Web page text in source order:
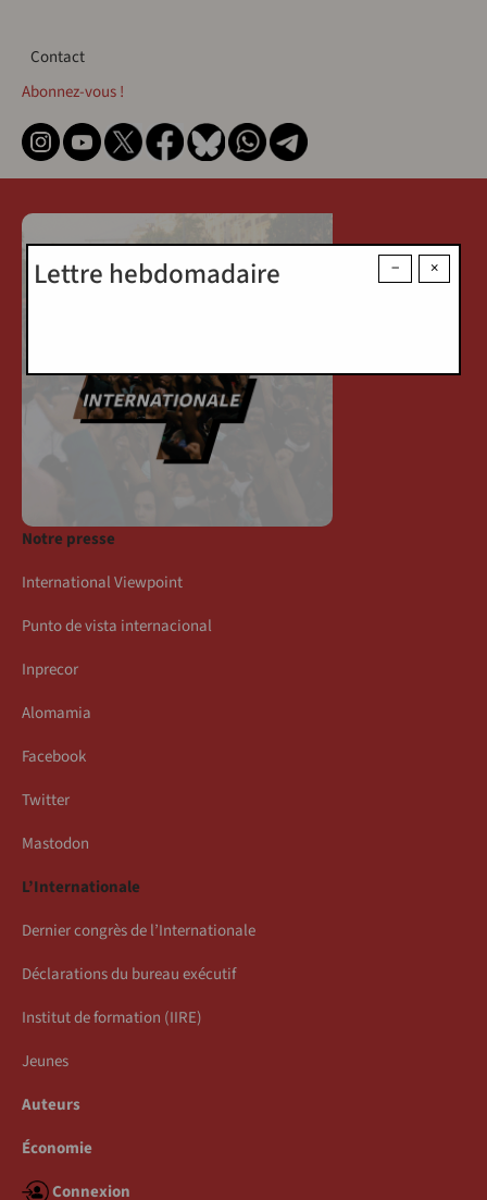
×
−
Lettre hebdomadaire
Contact
Contact
Abonnez-vous !
Notre presse
International Viewpoint
Punto de vista internacional
Inprecor
Alomamia
Facebook
Twitter
Mastodon
L’Internationale
Dernier congrès de l’Internationale
Déclarations du bureau exécutif
Institut de formation (IIRE)
Jeunes
Auteurs
Économie
Connexion